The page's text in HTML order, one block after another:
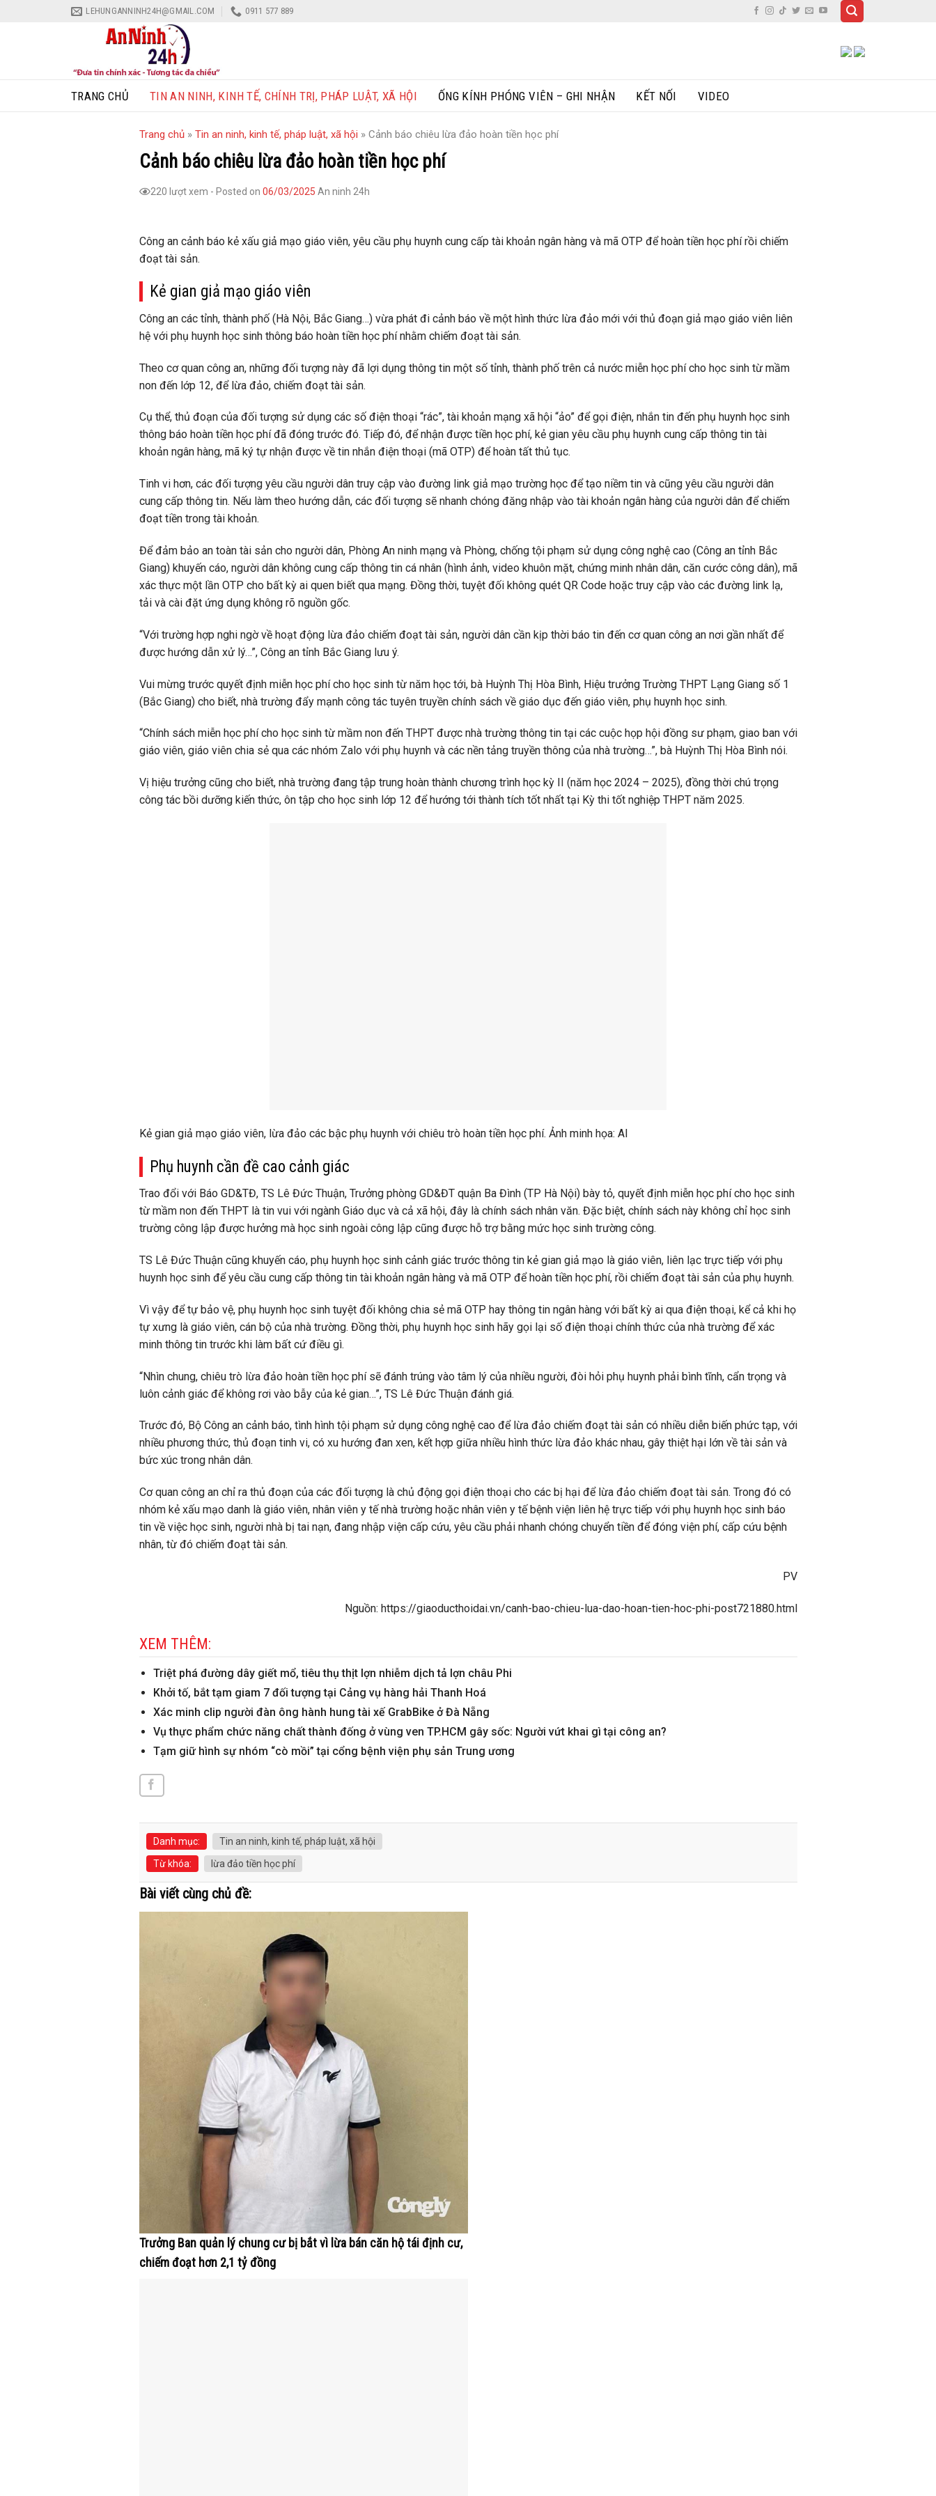
LEHUNGANNINH24H@GMAIL.COM 0911 577 889
TRANG CHỦ TIN AN NINH, KINH TẾ, CHÍNH TRỊ, PHÁP LUẬT, XÃ HỘI ỐNG KÍNH PHÓNG VIÊN – GHI NHẬN KẾT NỐI VIDEO
Trang chủ» Tin an ninh, kinh tế, pháp luật, xã hội » Cảnh báo chiêu lừa đảo hoàn tiền học phí
Cảnh báo chiêu lừa đảo hoàn tiền học phí
220 lượt xem - Posted on 06/03/2025 An ninh 24h
Công an cảnh báo kẻ xấu giả mạo giáo viên, yêu cầu phụ huynh cung cấp tài khoản ngân hàng và mã OTP để hoàn tiền học phí rồi chiếm
đoạt tài sản.
Kẻ gian giả mạo giáo viên
Công an các tỉnh, thành phố (Hà Nội, Bắc Giang…) vừa phát đi cảnh báo về một hình thức lừa đảo mới với thủ đoạn giả mạo giáo viên liên
hệ với phụ huynh học sinh thông báo hoàn tiền học phí nhằm chiếm đoạt tài sản.
Theo cơ quan công an, những đối tượng này đã lợi dụng thông tin một số tỉnh, thành phố trên cả nước miễn học phí cho học sinh từ mầm
non đến lớp 12, để lừa đảo, chiếm đoạt tài sản.
Cụ thể, thủ đoạn của đối tượng sử dụng các số điện thoại “rác”, tài khoản mạng xã hội “ảo” để gọi điện, nhắn tin đến phụ huynh học sinh
thông báo hoàn tiền học phí đã đóng trước đó. Tiếp đó, để nhận được tiền học phí, kẻ gian yêu cầu phụ huynh cung cấp thông tin tài
khoản ngân hàng, mã ký tự nhận được về tin nhắn điện thoại (mã OTP) để hoàn tất thủ tục.
Tinh vi hơn, các đối tượng yêu cầu người dân truy cập vào đường link giả mạo trường học để tạo niềm tin và cũng yêu cầu người dân
cung cấp thông tin. Nếu làm theo hướng dẫn, các đối tượng sẽ nhanh chóng đăng nhập vào tài khoản ngân hàng của người dân để chiếm
đoạt tiền trong tài khoản.
Để đảm bảo an toàn tài sản cho người dân, Phòng An ninh mạng và Phòng, chống tội phạm sử dụng công nghệ cao (Công an tỉnh Bắc
Giang) khuyến cáo, người dân không cung cấp thông tin cá nhân (hình ảnh, video khuôn mặt, chứng minh nhân dân, căn cước công dân), mã
xác thực một lần OTP cho bất kỳ ai quen biết qua mạng. Đồng thời, tuyệt đối không quét QR Code hoặc truy cập vào các đường link lạ,
tải và cài đặt ứng dụng không rõ nguồn gốc.
“Với trường hợp nghi ngờ về hoạt động lừa đảo chiếm đoạt tài sản, người dân cần kịp thời báo tin đến cơ quan công an nơi gần nhất để
được hướng dẫn xử lý…”, Công an tỉnh Bắc Giang lưu ý.
Vui mừng trước quyết định miễn học phí cho học sinh từ năm học tới, bà Huỳnh Thị Hòa Bình, Hiệu trưởng Trường THPT Lạng Giang số 1
(Bắc Giang) cho biết, nhà trường đẩy mạnh công tác tuyên truyền chính sách về giáo dục đến giáo viên, phụ huynh học sinh.
“Chính sách miễn học phí cho học sinh từ mầm non đến THPT được nhà trường thông tin tại các cuộc họp hội đồng sư phạm, giao ban với
giáo viên, giáo viên chia sẻ qua các nhóm Zalo với phụ huynh và các nền tảng truyền thông của nhà trường…”, bà Huỳnh Thị Hòa Bình nói.
Vị hiệu trưởng cũng cho biết, nhà trường đang tập trung hoàn thành chương trình học kỳ II (năm học 2024 – 2025), đồng thời chú trọng
công tác bồi dưỡng kiến thức, ôn tập cho học sinh lớp 12 để hướng tới thành tích tốt nhất tại Kỳ thi tốt nghiệp THPT năm 2025.
Kẻ gian giả mạo giáo viên, lừa đảo các bậc phụ huynh với chiêu trò hoàn tiền học phí. Ảnh minh họa: AI
Phụ huynh cần đề cao cảnh giác
Trao đổi với Báo GD&TĐ, TS Lê Đức Thuận, Trưởng phòng GD&ĐT quận Ba Đình (TP Hà Nội) bày tỏ, quyết định miễn học phí cho học sinh
từ mầm non đến THPT là tin vui với ngành Giáo dục và cả xã hội, đây là chính sách nhân văn. Đặc biệt, chính sách này không chỉ học sinh
trường công lập được hưởng mà học sinh ngoài công lập cũng được hỗ trợ bằng mức học sinh trường công.
TS Lê Đức Thuận cũng khuyến cáo, phụ huynh học sinh cảnh giác trước thông tin kẻ gian giả mạo là giáo viên, liên lạc trực tiếp với phụ
huynh học sinh để yêu cầu cung cấp thông tin tài khoản ngân hàng và mã OTP để hoàn tiền học phí, rồi chiếm đoạt tài sản của phụ huynh.
Vì vậy để tự bảo vệ, phụ huynh học sinh tuyệt đối không chia sẻ mã OTP hay thông tin ngân hàng với bất kỳ ai qua điện thoại, kể cả khi họ
tự xưng là giáo viên, cán bộ của nhà trường. Đồng thời, phụ huynh học sinh hãy gọi lại số điện thoại chính thức của nhà trường để xác
minh thông tin trước khi làm bất cứ điều gì.
“Nhìn chung, chiêu trò lừa đảo hoàn tiền học phí sẽ đánh trúng vào tâm lý của nhiều người, đòi hỏi phụ huynh phải bình tĩnh, cẩn trọng và
luôn cảnh giác để không rơi vào bẫy của kẻ gian…”, TS Lê Đức Thuận đánh giá.
Trước đó, Bộ Công an cảnh báo, tình hình tội phạm sử dụng công nghệ cao để lừa đảo chiếm đoạt tài sản có nhiều diễn biến phức tạp, với
nhiều phương thức, thủ đoạn tinh vi, có xu hướng đan xen, kết hợp giữa nhiều hình thức lừa đảo khác nhau, gây thiệt hại lớn về tài sản và
bức xúc trong nhân dân.
Cơ quan công an chỉ ra thủ đoạn của các đối tượng là chủ động gọi điện thoại cho các bị hại để lừa đảo chiếm đoạt tài sản. Trong đó có
nhóm kẻ xấu mạo danh là giáo viên, nhân viên y tế nhà trường hoặc nhân viên y tế bệnh viện liên hệ trực tiếp với phụ huynh học sinh báo
tin về việc học sinh, người nhà bị tai nạn, đang nhập viện cấp cứu, yêu cầu phải nhanh chóng chuyển tiền để đóng viện phí, cấp cứu bệnh
nhân, từ đó chiếm đoạt tài sản.
PV
Nguồn: https://giaoducthoidai.vn/canh-bao-chieu-lua-dao-hoan-tien-hoc-phi-post721880.html
XEM THÊM:
Triệt phá đường dây giết mổ, tiêu thụ thịt lợn nhiễm dịch tả lợn châu Phi
Khởi tố, bắt tạm giam 7 đối tượng tại Cảng vụ hàng hải Thanh Hoá
Xác minh clip người đàn ông hành hung tài xế GrabBike ở Đà Nẵng
Vụ thực phẩm chức năng chất thành đống ở vùng ven TP.HCM gây sốc: Người vứt khai gì tại công an?
Tạm giữ hình sự nhóm “cò mồi” tại cổng bệnh viện phụ sản Trung ương
Danh mục:
Tin an ninh, kinh tế, pháp luật, xã hội
Từ khóa:
lừa đảo tiền học phí
Bài viết cùng chủ đề:
Trưởng Ban quản lý chung cư bị bắt vì lừa bán căn hộ tái định cư,
chiếm đoạt hơn 2,1 tỷ đồng